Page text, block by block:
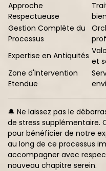
Approche
Respectueuse
Gestion Complète du
Processus
Expertise en Antiquités
et
Zone d'Intervention
Etendue
🔔 Ne laissez pas le
de stress supplémentaire.
pour bénéficier de notre
au long de ce processus
accompagner avec
nouveau chapitre serein.